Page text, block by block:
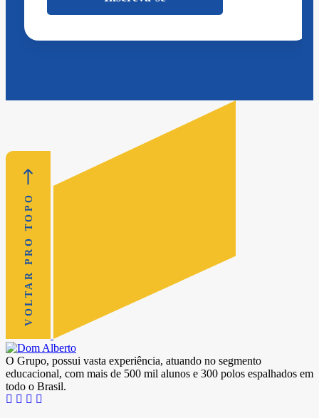
VOLTAR PRO TOPO
O Grupo, possui vasta experiência, atuando no segmento
educacional, com mais de 500 mil alunos e 300 polos espalhados em
todo o Brasil.